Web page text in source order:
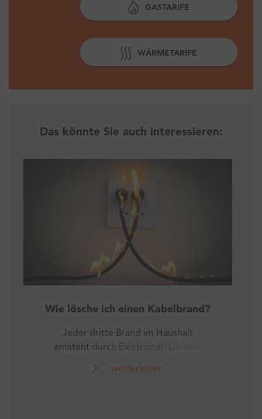
GASTARIFE
WÄRMETARIFE
Das könnte Sie auch interessieren:
Wie lösche ich einen Kabelbrand?
Jeder dritte Brand im Haushalt
entsteht durch Elektrizität. Defekte
Kabel und andere elektronische
Bauteile können einen sogenannten
weiterlesen